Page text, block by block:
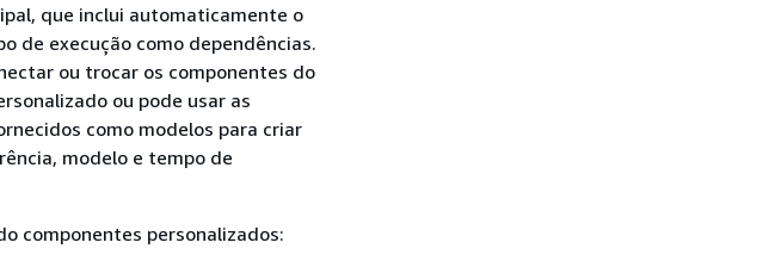
que inclui automaticamente o
de execução como dependências.
ou trocar os componentes do
ou pode usar as
como modelos para criar
modelo e tempo de
componentes personalizados: